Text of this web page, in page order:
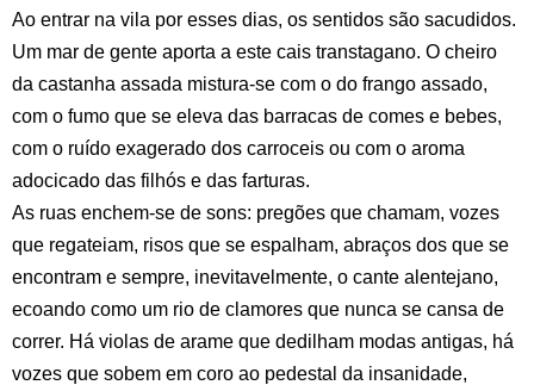
Ao entrar na vila por esses dias, os sentidos são sacudidos.
Um mar de gente aporta a este cais transtagano. O cheiro
da castanha assada mistura-se com o do frango assado,
com o fumo que se eleva das barracas de comes e bebes,
com o ruído exagerado dos carroceis ou com o aroma
adocicado das filhós e das farturas.
As ruas enchem-se de sons: pregões que chamam, vozes
que regateiam, risos que se espalham, abraços dos que se
encontram e sempre, inevitavelmente, o cante alentejano,
ecoando como um rio de clamores que nunca se cansa de
correr. Há violas de arame que dedilham modas antigas, há
vozes que sobem em coro ao pedestal da insanidade,